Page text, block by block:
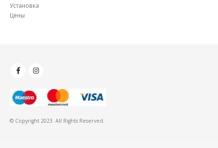
Установка
Цены
© Copyright 2023. All Rights Reserved.